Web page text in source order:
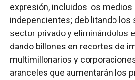
expresión, incluidos los
independientes; debilitando los
sector privado y eliminándolos
dando billones en recortes de
multimillonarios y
aranceles que aumentarán los